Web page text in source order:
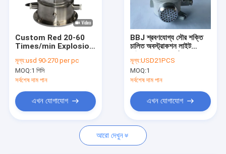
আমাদের সম্পর্কে
খবর
Custom Red 20-60
Times/min Explosion
Light LED Airport
Explosion Proof
Aviation
মূল্য:usd 90-270 per pc
MOQ:1 পিসি
সর্বশেষ দাম পান
এখন যোগাযোগ
BBJ শ্রবণযোগ্য সৌর শক্তি
চালিত অবস্ট্রাকশন লাইট
প্রুফ হর্ন স্ট্রোব
মূল্য:USD21PCS
MOQ:1
সর্বশেষ দাম পান
এখন যোগাযোগ
আরো দেখুন